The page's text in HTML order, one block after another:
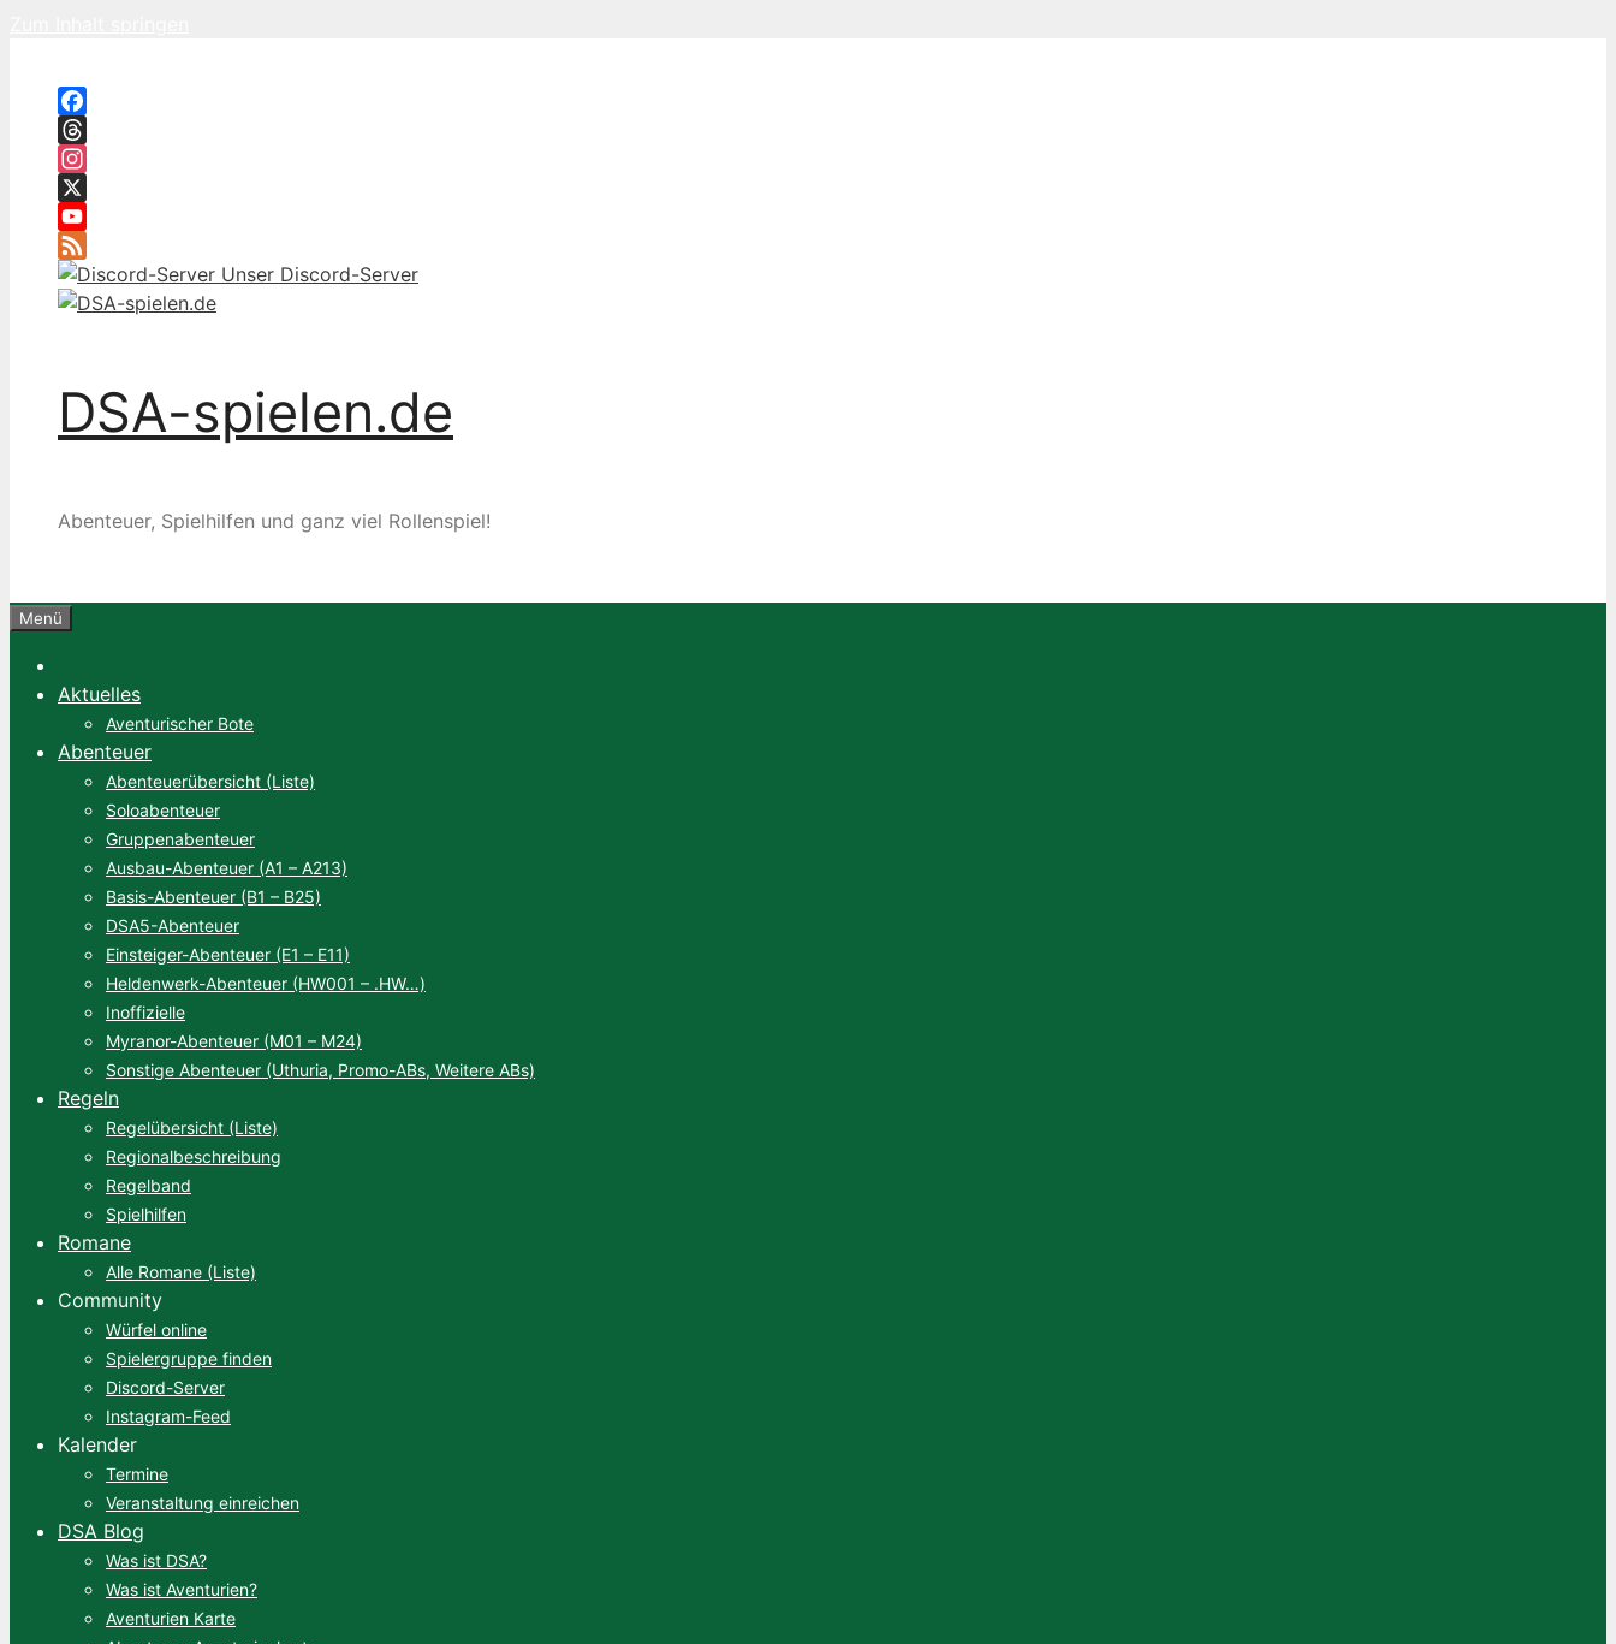
Facebook
Threads
Instagram
X
YouTube
Feed
Unser Discord-Server
DSA-spielen.de
Abenteuer, Spielhilfen und ganz viel Rollenspiel!
Menü
Aktuelles
Aventurischer Bote
Abenteuer
Abenteuerübersicht (Liste)
Soloabenteuer
Gruppenabenteuer
Ausbau-Abenteuer (A1 – A213)
Basis-Abenteuer (B1 – B25)
DSA5-Abenteuer
Einsteiger-Abenteuer (E1 – E11)
Heldenwerk-Abenteuer (HW001 – .HW…)
Inoffizielle
Myranor-Abenteuer (M01 – M24)
Sonstige Abenteuer (Uthuria, Promo-ABs, Weitere ABs)
Regeln
Regelübersicht (Liste)
Regionalbeschreibung
Regelband
Spielhilfen
Romane
Alle Romane (Liste)
Community
Würfel online
Spielergruppe finden
Discord-Server
Instagram-Feed
Kalender
Termine
Veranstaltung einreichen
DSA Blog
Was ist DSA?
Was ist Aventurien?
Aventurien Karte